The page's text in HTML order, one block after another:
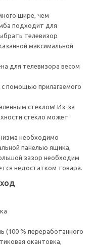
шире, чем
подходит для
телевизор
максимальной
для телевизора весом
помощью прилагаемого
стеклом! Из-за
стекло может
необходимо
панелью ящика,
зазор необходим
недостатком товара.
(100 % переработанного
окантовка,